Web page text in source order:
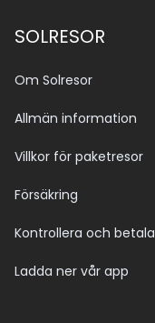
SOLRESOR
Om Solresor
Allmän information
Villkor för paketresor
Försäkring
Kontrollera och
Ladda ner vår app